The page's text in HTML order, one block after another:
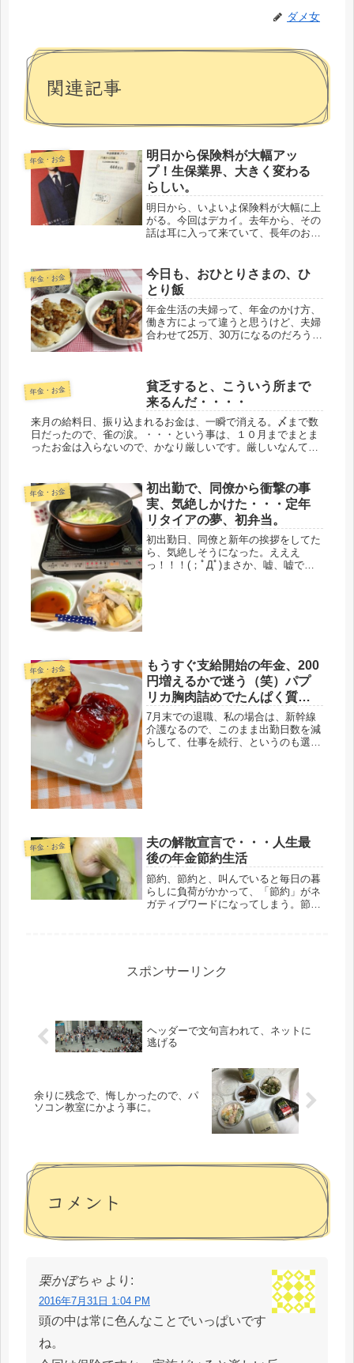
ダメ女
関連記事
年金・お金
明日から保険料が大幅アッ
プ！生保業界、大きく変わる
らしい。
明日から、いよいよ保険料が大幅に上
がる。今回はデカイ。去年から、その
話は耳に入って来ていて、長年のお付
界が大きく変わるからね、と。中に
は、４月でなく今年中というのもある
ので、...
年金・お金
今日も、おひとりさまの、ひ
とり飯
年金生活の夫婦って、年金のかけ方、
働き方によって違うと思うけど、夫婦
合わせて25万、30万になるのだろう
ら、そんな夫がいれば、合わせて3...
年金・お金
貧乏すると、こういう所まで
来るんだ・・・・
来月の給料日、振り込まれるお金は、一瞬で消える。〆まで数
日だったので、雀の涙。・・・という事は、１０月までまとま
ったお金は入らないので、かなり厳しいです。厳しいなんても
年金・お金
初出勤で、同僚から衝撃の事
実、気絶しかけた・・・定年
リタイアの夢、初弁当。
初出勤日、同僚と新年の挨拶をしてた
ら、気絶しそうになった。えええ
っ！！！(；ﾟДﾟ)まさか、嘘、嘘でし
年金・お金
もうすぐ支給開始の年金、200
円増えるかで迷う（笑）パプ
リカ胸肉詰めでたんぱく質Ｏ
Ｋ
7月末での退職、私の場合は、新幹線
介護なるので、このまま出勤日数を減
らして、仕事を続行、というのも選択
年金・お金
夫の解散宣言で・・・人生最
後の年金節約生活
節約、節約と、叫んでいると毎日の暮
らしに負荷がかかって、「節約」がネ
ガティブワードになってしまう。節約
し・・・...
スポンサーリンク
ヘッダーで文句言われて、ネットに
逃げる
余りに残念で、悔しかったので、パ
ソコン教室にかよう事に。
コメント
栗かぼちゃ より:
2016年7月31日 1:04 PM
頭の中は常に色んなことでいっぱいです
ね。